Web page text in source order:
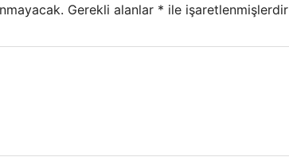
Gerekli alanlar * ile işaretlenmişlerdir